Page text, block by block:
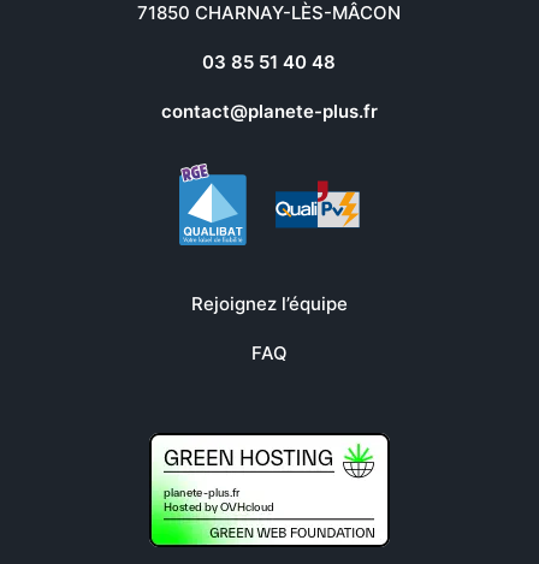
71850 CHARNAY-LÈS-MÂCON
03 85 51 40 48
contact@planete-plus.fr
Rejoignez l’équipe
FAQ